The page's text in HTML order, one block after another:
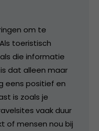
om te
toeristisch
die informatie
dat alleen maar
eens positief en
is zoals je
vaak duur
of mensen nou bij